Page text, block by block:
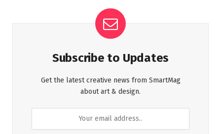
Subscribe to Updates
Get the latest creative news from SmartMag
about art & design.